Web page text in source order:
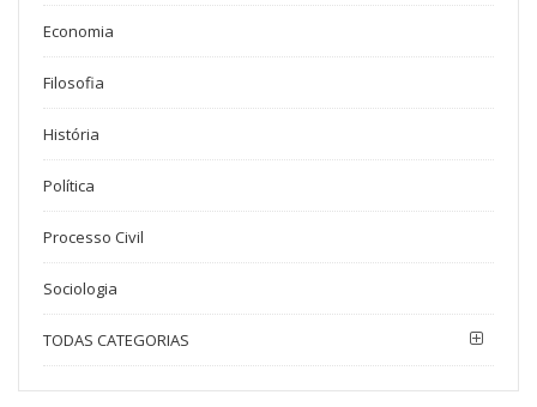
Economia
Filosofia
História
Política
Processo Civil
Sociologia
TODAS CATEGORIAS